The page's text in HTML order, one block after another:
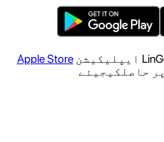
Apple Store
پر حاصلکیجیئے